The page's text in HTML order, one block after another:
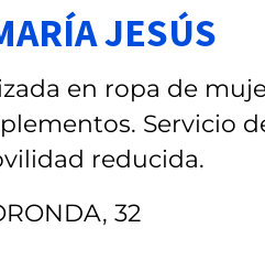
JESÚS
en ropa de
Servicio
reducida.
32